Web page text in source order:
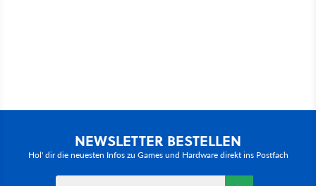
NEWSLETTER BESTELLEN
Hol' dir die neuesten Infos zu Games und Hardware direkt ins Postfach